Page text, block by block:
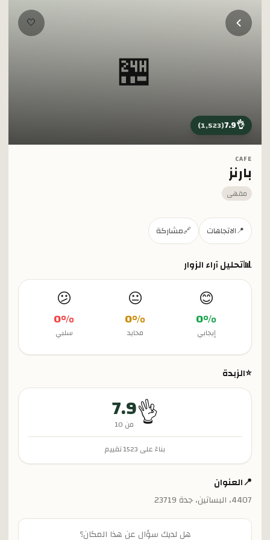
تخطي إلى المحتوى الرئيسي
🏪
🤍
👌
7.9
(
1,523
)
CAFE
بارنز
مقهى
📍الاتجاهات 🔗مشاركة
📊تحليل آراء الزوار
😊
0%
إيجابي
😐
0%
محايد
😕
0%
سلبي
⭐الزبدة
👌
7.9
من 10
بناءً على 1523تقييم
📍العنوان
4407، البساتين، جدة 23719
هل لديك سؤال عن هذا المكان؟